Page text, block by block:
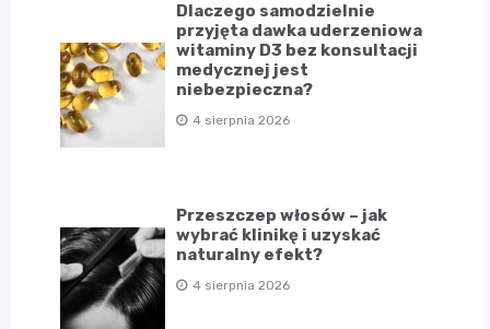
Dlaczego samodzielnie
przyjęta dawka uderzeniowa
witaminy D3 bez konsultacji
medycznej jest
niebezpieczna?
4 sierpnia 2026
Przeszczep włosów – jak
wybrać klinikę i uzyskać
naturalny efekt?
4 sierpnia 2026